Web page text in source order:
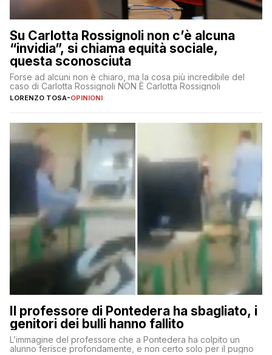
Su Carlotta Rossignoli non c’è alcuna
“invidia”, si chiama equità sociale,
questa sconosciuta
Forse ad alcuni non è chiaro, ma la cosa più incredibile del
caso di Carlotta Rossignoli NON È Carlotta Rossignoli
LORENZO TOSA-OPINIONI
Il professore di Pontedera ha sbagliato, i
genitori dei bulli hanno fallito
L’immagine del professore che a Pontedera ha colpito un
alunno ferisce profondamente, e non certo solo per il pugno